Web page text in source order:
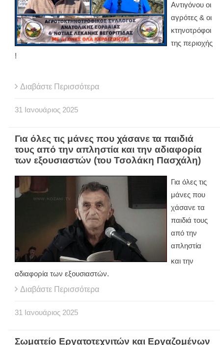
Αντιγόνου οι
αγρότες & οι
κτηνοτρόφοι
της περιοχής
!
Διαβάστε Περισσότερα
31 Ιανουάριος 2025
Για όλες τις μάνες που χάσανε τα παιδιά
τους από την απληστία και την αδιαφορία
των εξουσιαστών (του Τσολάκη Πασχάλη)
Για όλες τις
μάνες που
χάσανε τα
παιδιά τους
από την
απληστία
και την
αδιαφορία των εξουσιαστών.
Διαβάστε Περισσότερα
31 Ιανουάριος 2025
Σωματείο Εργατοτεχνιτών και Εργαζομένων